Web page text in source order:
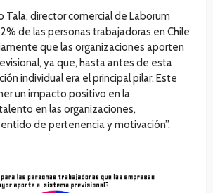
Tala, director comercial de Laborum
de las personas trabajadoras en Chile
que las organizaciones aporten
ya que, hasta antes de esta
individual era el principal pilar. Este
un impacto positivo en la
en las organizaciones,
de pertenencia y motivación”.